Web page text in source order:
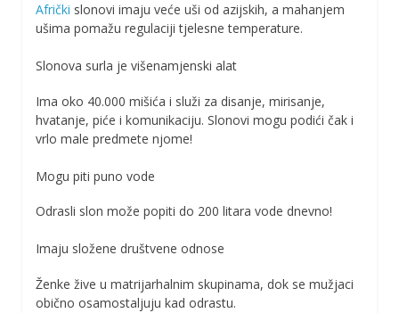
Afrički slonovi imaju veće uši od azijskih, a mahanjem
ušima pomažu regulaciji tjelesne temperature.
Slonova surla je višenamjenski alat
Ima oko 40.000 mišića i služi za disanje, mirisanje,
hvatanje, piće i komunikaciju. Slonovi mogu podići čak i
vrlo male predmete njome!
Mogu piti puno vode
Odrasli slon može popiti do 200 litara vode dnevno!
Imaju složene društvene odnose
Ženke žive u matrijarhalnim skupinama, dok se mužjaci
obično osamostaljuju kad odrastu.